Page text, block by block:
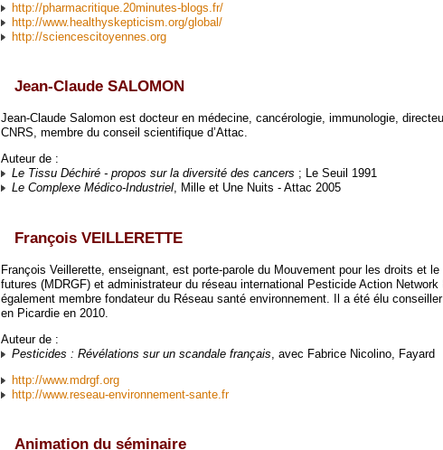
http://pharmacritique.20minutes-blogs.fr/
http://www.healthyskepticism.org/global/
http://sciencescitoyennes.org
Jean-Claude SALOMON
Jean-Claude Salomon est docteur en médecine, cancérologie, immunologie,
CNRS, membre du conseil scientifique d’Attac.
Auteur de :
Le Tissu Déchiré - propos sur la diversité des cancers ; Le Seuil 1991
Le Complexe Médico-Industriel, Mille et Une Nuits - Attac 2005
François VEILLERETTE
François Veillerette, enseignant, est porte-parole du Mouvement pour les droits et
futures (MDRGF) et administrateur du réseau international Pesticide Action
également membre fondateur du Réseau santé environnement. Il a été élu
en Picardie en 2010.
Auteur de :
Pesticides : Révélations sur un scandale français , avec Fabrice Nicolino, Fayard
http://www.mdrgf.org
http://www.reseau-environnement-sante.fr
Animation du séminaire